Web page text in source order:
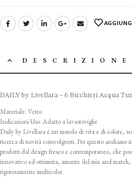
DESCRIZIONE
DAILY by Livellara – 6 Bicchieri Acqua
Materiale: Vetro
Indicazioni Uso: Adatto a lavastoviglie
Daily by Livellara è un mondo di vita e di colore,
ricerca di novità coinvolgenti. Per questo andiamo
prodotti dal design fresco e contemporaneo, che
innovativo ed ottimista, amante del mix and match,
rigorosamente multicolor.